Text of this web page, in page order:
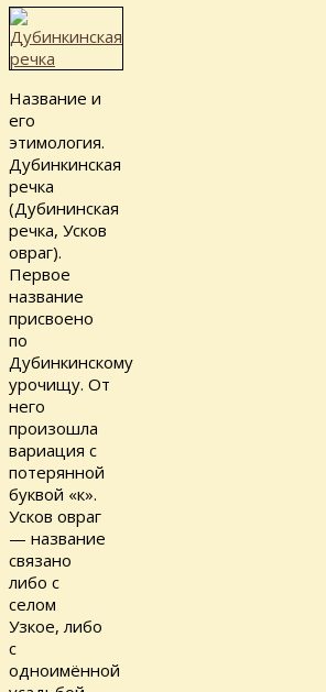
Название и
его
этимология.
Дубинкинская
речка
(Дубининская
речка, Усков
овраг).
Первое
название
присвоено
по
Дубинкинскому
урочищу. От
него
произошла
вариация с
потерянной
буквой «к».
Усков овраг
— название
связано
либо с
селом
Узкое, либо
с
одноимённой